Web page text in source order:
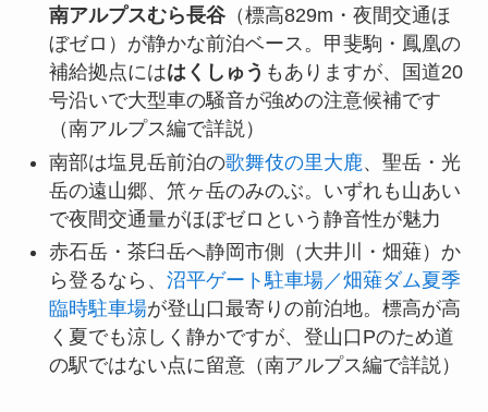
南アルプスむら長谷（標高829m・夜間交通ほ
ぼゼロ）が静かな前泊ベース。甲斐駒・鳳凰の
補給拠点にははくしゅう もありますが、国道20
号沿いで大型車の騒音が強めの注意候補です
（南アルプス編で詳説）
南部は塩見岳前泊の歌舞伎の里大鹿、聖岳・光
岳の遠山郷、笊ヶ岳のみのぶ。いずれも山あい
で夜間交通量がほぼゼロという静音性が魅力
赤石岳・茶臼岳へ静岡市側（大井川・畑薙）か
ら登るなら、 沼平ゲート駐車場／畑薙ダム夏季
臨時駐車場が登山口最寄りの前泊地。標高が高
く夏でも涼しく静かですが、登山口Pのため道
の駅ではない点に留意（南アルプス編で詳説）